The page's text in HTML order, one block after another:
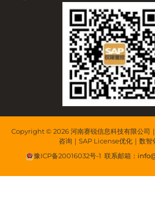
Copyright © 2026 河南赛锐信息科技有限公司
咨询｜SAP License优化｜数智
豫ICP备20016032号-1 联系邮箱：